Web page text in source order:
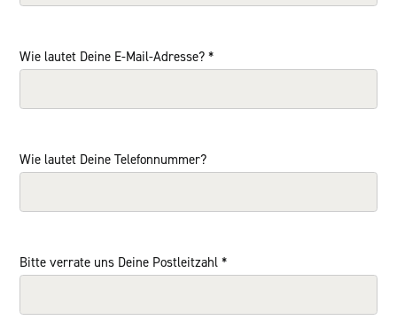
Wie lautet Deine E-Mail-Adresse?*
Wie lautet Deine Telefonnummer?
Bitte verrate uns Deine Postleitzahl*